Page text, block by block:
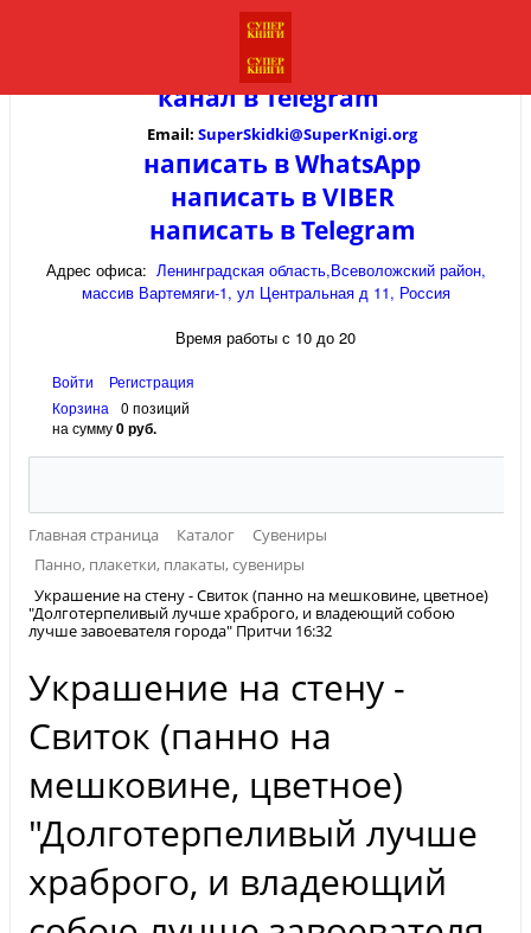
канал вTelegram
Email: SuperSkidki@SuperKnigi.org
написать в WhatsApp
написать в VIBER
написать в Telegram
Адрес офиса: Ленинградская область,Всеволожский район,
массив Вартемяги-1, ул Центральная д 11, Россия
Время работы с 10 до 20
Войти
Регистрация
Корзина
0 позиций
на сумму0 руб.
Главная страница Каталог
Сувениры
Панно, плакетки, плакаты, сувениры
Украшение на стену - Свиток (панно на мешковине, цветное)
"Долготерпеливый лучше храброго, и владеющий собою
лучше завоевателя города" Притчи 16:32
Украшение на стену -
Свиток (панно на
мешковине, цветное)
"Долготерпеливый лучше
храброго, и владеющий